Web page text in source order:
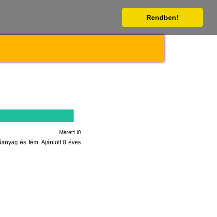
Rendben!
Méret:H0
és fém. Ajánlott 8 éves